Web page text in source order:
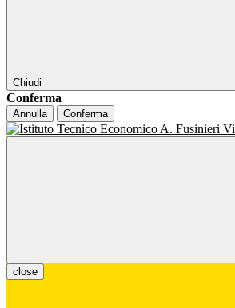
Chiudi
Conferma
Annulla Conferma
close